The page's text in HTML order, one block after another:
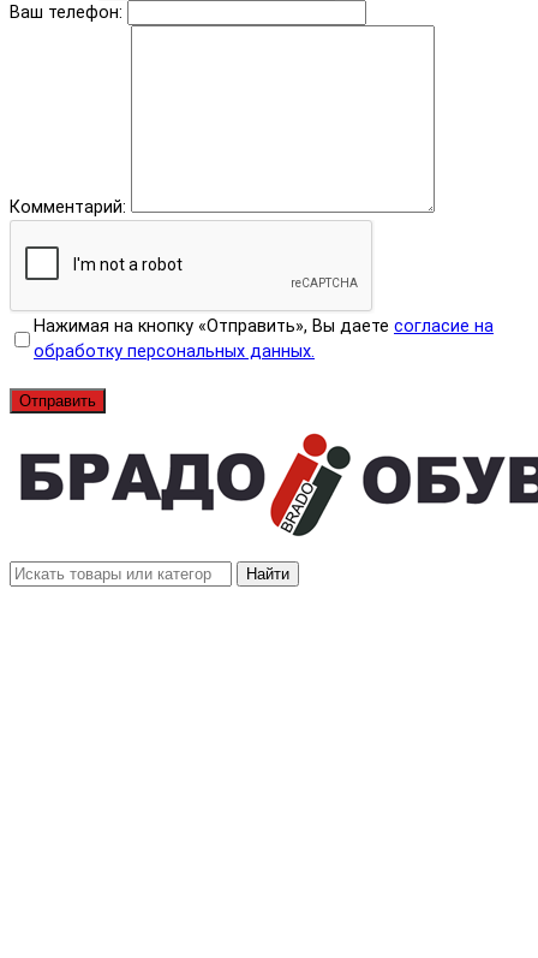
Ваш телефон:
Комментарий:
Нажимая на кнопку «Отправить», Вы даете согласие на
обработку персональных данных.
Отправить
Найти